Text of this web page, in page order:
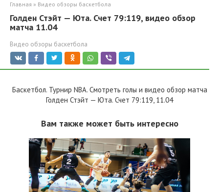
Главная » Видео обзоры баскетбола
Голден Стэйт — Юта. Счет 79:119, видео обзор
матча 11.04
Видео обзоры баскетбола
Баскетбол. Турнир NBA. Смотреть голы и видео обзор матча
Голден Стэйт — Юта. Счет 79:119, 11.04
Вам также может быть интересно